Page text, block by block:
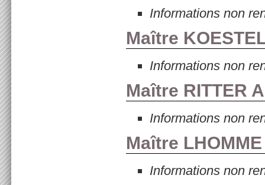
Informations non
Maître
Informations non
Maître RITTER
Informations non
Maître
Informations non